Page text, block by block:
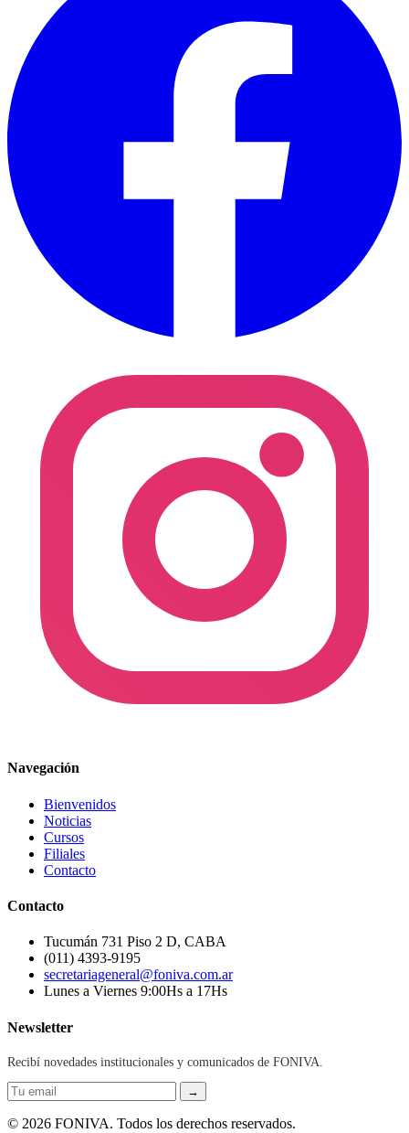
Navegación
Bienvenidos
Noticias
Cursos
Filiales
Contacto
Contacto
Tucumán 731 Piso 2 D, CABA
(011) 4393-9195
secretariageneral@foniva.com.ar
Lunes a Viernes 9:00Hs a 17Hs
Newsletter
Recibí novedades institucionales y comunicados de FONIVA.
→
© 2026 FONIVA. Todos los derechos reservados.